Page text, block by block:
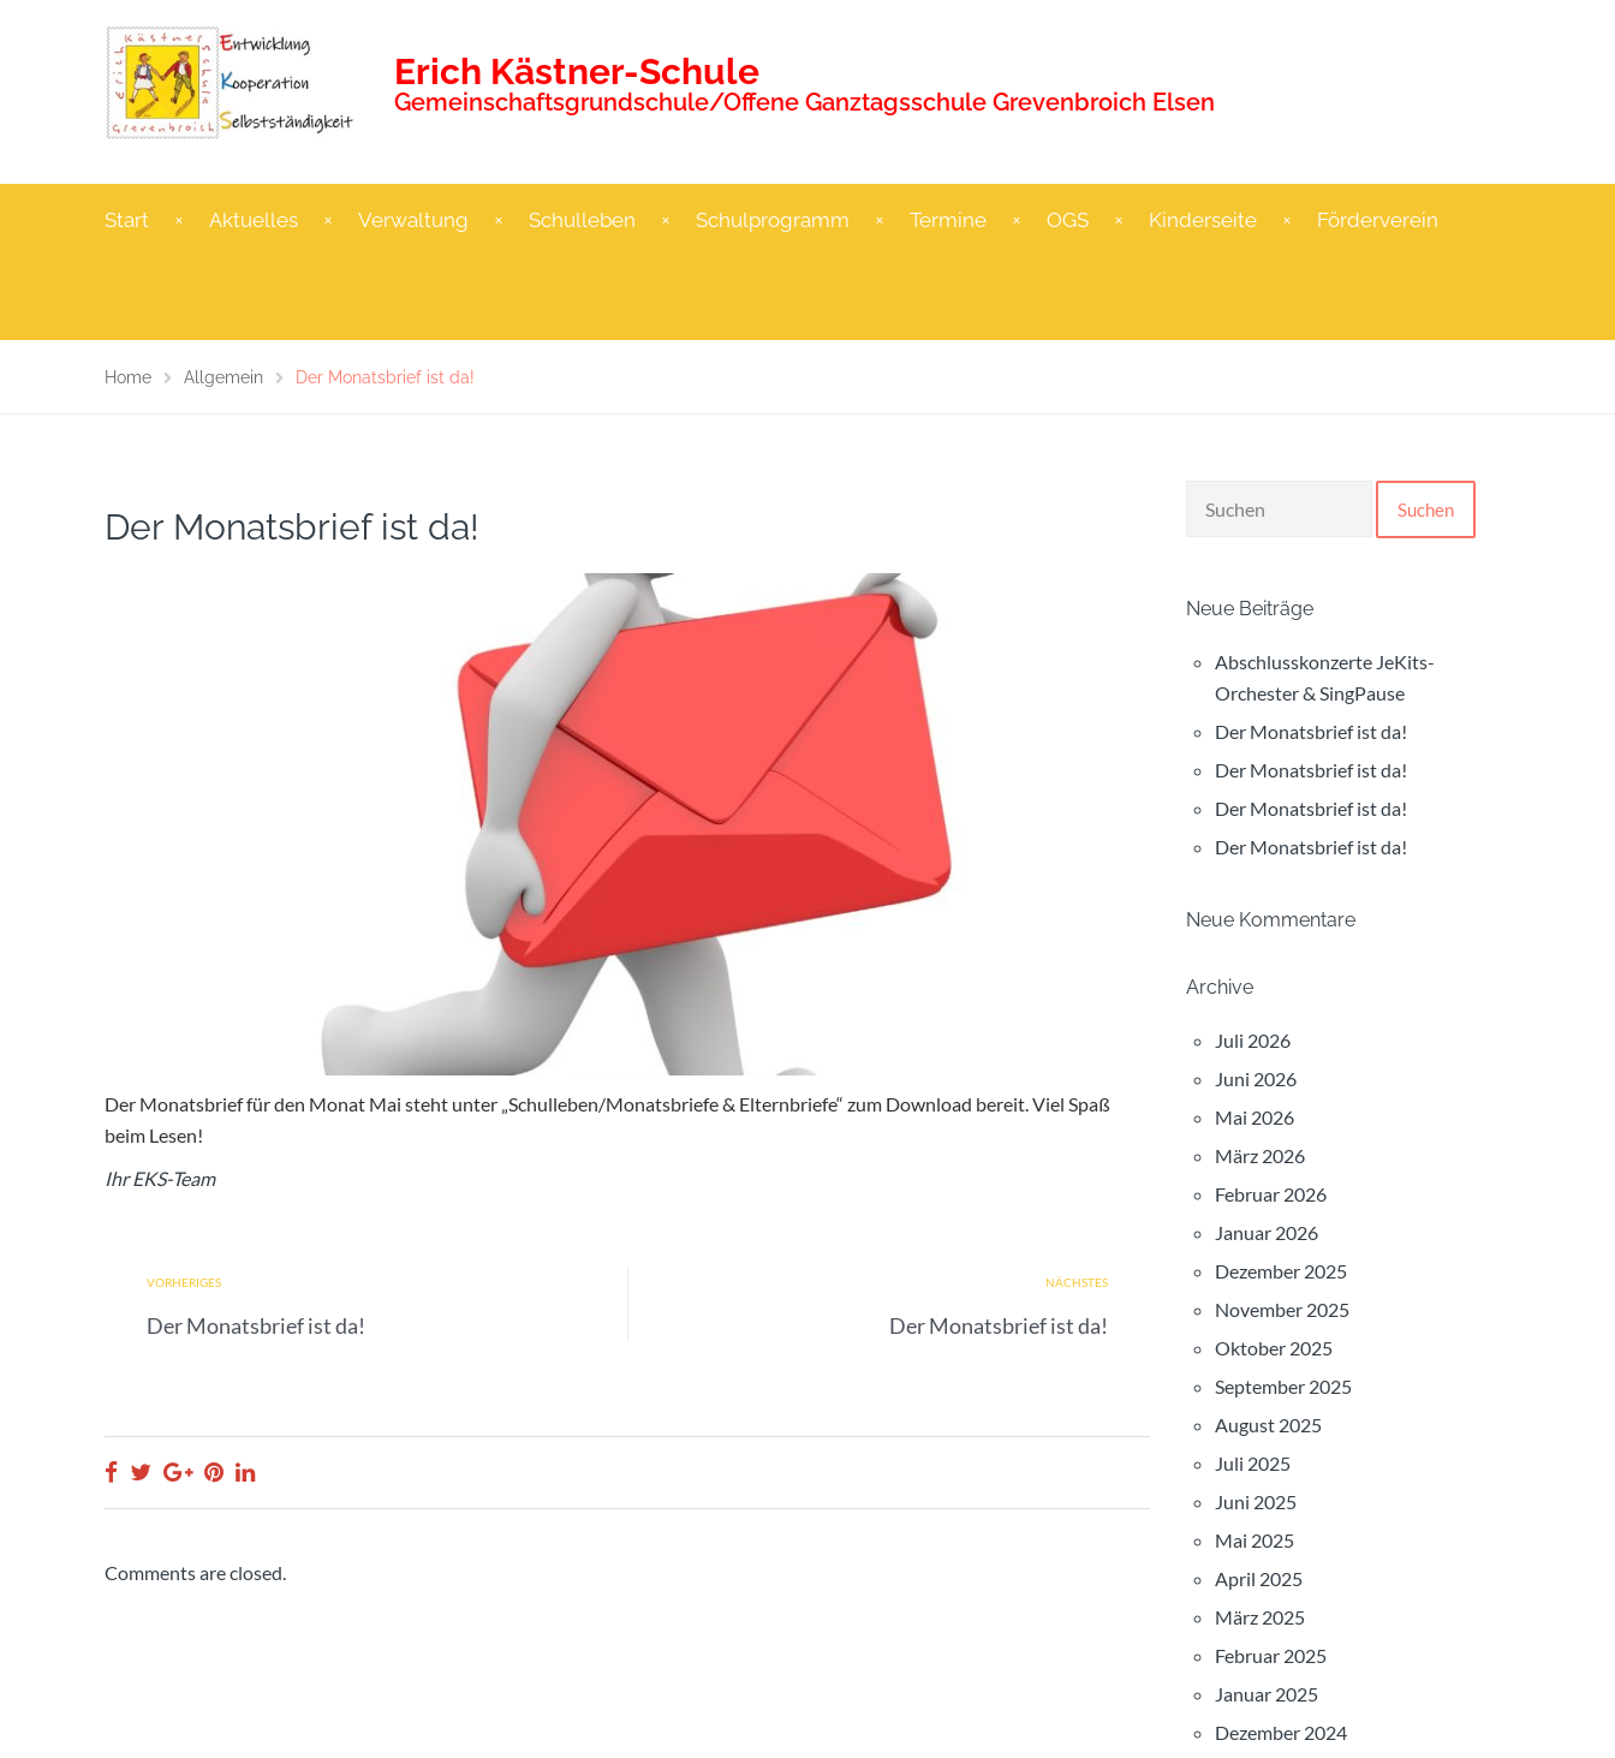
Erich Kästner-Schule
Gemeinschaftsgrundschule/Offene Ganztagsschule Grevenbroich Elsen
Start Aktuelles Verwaltung Schulleben Schulprogramm Termine OGS Kinderseite Förderverein
Home Allgemein Der Monatsbrief ist da!
Der Monatsbrief ist da!
Der Monatsbrief für den Monat Mai steht unter „Schulleben/Monatsbriefe & Elternbriefe“ zum Download bereit. Viel Spaß
beim Lesen!
Ihr EKS-Team
VORHERIGES
Der Monatsbrief ist da!
NÄCHSTES
Der Monatsbrief ist da!
Comments are closed.
Suchen
Neue Beiträge
Abschlusskonzerte JeKits-
Orchester & SingPause
Der Monatsbrief ist da!
Der Monatsbrief ist da!
Der Monatsbrief ist da!
Der Monatsbrief ist da!
Neue Kommentare
Archive
Juli 2026
Juni 2026
Mai 2026
März 2026
Februar 2026
Januar 2026
Dezember 2025
November 2025
Oktober 2025
September 2025
August 2025
Juli 2025
Juni 2025
Mai 2025
April 2025
März 2025
Februar 2025
Januar 2025
Dezember 2024